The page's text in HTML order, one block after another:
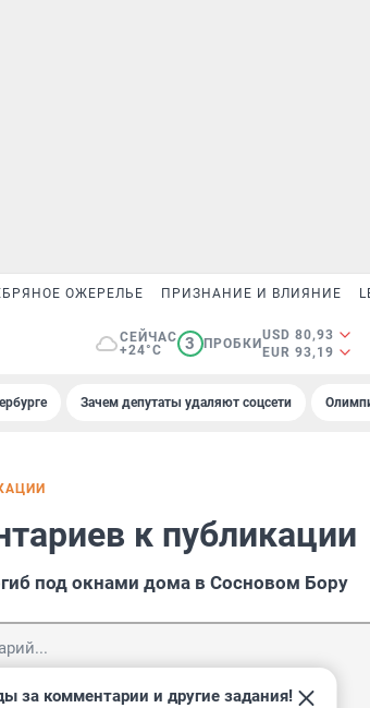
ОЖЕРЕЛЬЕ ПРИЗНАНИЕ И ВЛИЯНИЕ
СЕЙЧАС
+24°C
3 ПРОБКИ
USD 80,93
EUR 93,19
Зачем депутаты удаляют соцсети
к публикации
под окнами дома в Сосновом Бору
за комментарии и другие задания!